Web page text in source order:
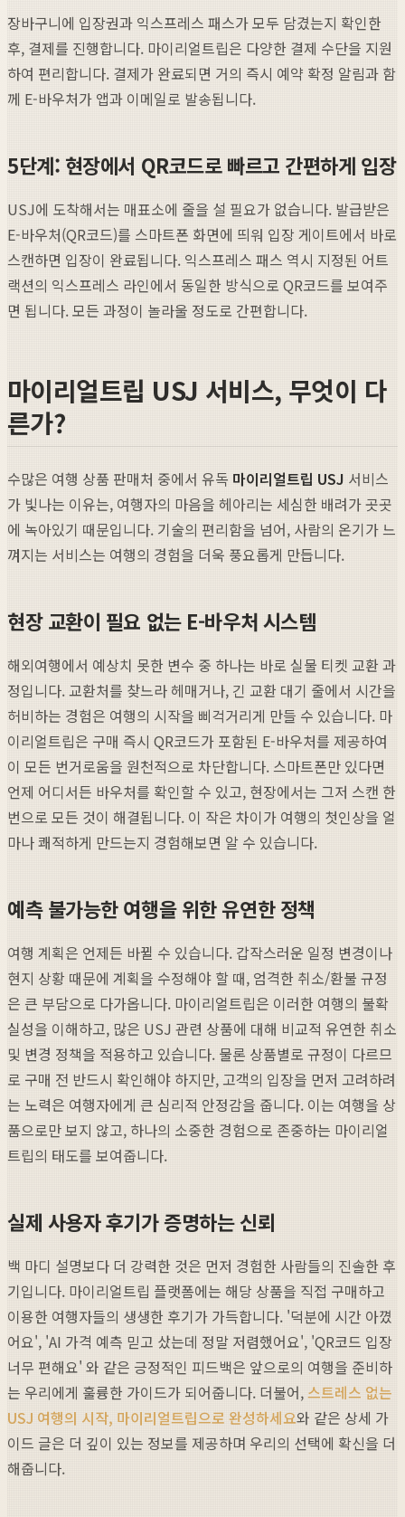
장바구니에 입장권과 익스프레스 패스가 모두 담겼는지 확인한
후, 결제를 진행합니다. 마이리얼트립은 다양한 결제 수단을 지원
하여 편리합니다. 결제가 완료되면 거의 즉시 예약 확정 알림과 함
께 E-바우처가 앱과 이메일로 발송됩니다.
5단계: 현장에서 QR코드로 빠르고 간편하게 입장
USJ에 도착해서는 매표소에 줄을 설 필요가 없습니다. 발급받은
E-바우처(QR코드)를 스마트폰 화면에 띄워 입장 게이트에서 바로
스캔하면 입장이 완료됩니다. 익스프레스 패스 역시 지정된 어트
랙션의 익스프레스 라인에서 동일한 방식으로 QR코드를 보여주
면 됩니다. 모든 과정이 놀라울 정도로 간편합니다.
마이리얼트립 USJ 서비스, 무엇이 다
른가?
수많은 여행 상품 판매처 중에서 유독 마이리얼트립 USJ 서비스
가 빛나는 이유는, 여행자의 마음을 헤아리는 세심한 배려가 곳곳
에 녹아있기 때문입니다. 기술의 편리함을 넘어, 사람의 온기가 느
껴지는 서비스는 여행의 경험을 더욱 풍요롭게 만듭니다.
현장 교환이 필요 없는 E-바우처 시스템
해외여행에서 예상치 못한 변수 중 하나는 바로 실물 티켓 교환 과
정입니다. 교환처를 찾느라 헤매거나, 긴 교환 대기 줄에서 시간을
허비하는 경험은 여행의 시작을 삐걱거리게 만들 수 있습니다. 마
이리얼트립은 구매 즉시 QR코드가 포함된 E-바우처를 제공하여
이 모든 번거로움을 원천적으로 차단합니다. 스마트폰만 있다면
언제 어디서든 바우처를 확인할 수 있고, 현장에서는 그저 스캔 한
번으로 모든 것이 해결됩니다. 이 작은 차이가 여행의 첫인상을 얼
마나 쾌적하게 만드는지 경험해보면 알 수 있습니다.
예측 불가능한 여행을 위한 유연한 정책
여행 계획은 언제든 바뀔 수 있습니다. 갑작스러운 일정 변경이나
현지 상황 때문에 계획을 수정해야 할 때, 엄격한 취소/환불 규정
은 큰 부담으로 다가옵니다. 마이리얼트립은 이러한 여행의 불확
실성을 이해하고, 많은 USJ 관련 상품에 대해 비교적 유연한 취소
및 변경 정책을 적용하고 있습니다. 물론 상품별로 규정이 다르므
로 구매 전 반드시 확인해야 하지만, 고객의 입장을 먼저 고려하려
는 노력은 여행자에게 큰 심리적 안정감을 줍니다. 이는 여행을 상
품으로만 보지 않고, 하나의 소중한 경험으로 존중하는 마이리얼
트립의 태도를 보여줍니다.
실제 사용자 후기가 증명하는 신뢰
백 마디 설명보다 더 강력한 것은 먼저 경험한 사람들의 진솔한 후
기입니다. 마이리얼트립 플랫폼에는 해당 상품을 직접 구매하고
이용한 여행자들의 생생한 후기가 가득합니다. '덕분에 시간 아꼈
어요', 'AI 가격 예측 믿고 샀는데 정말 저렴했어요', 'QR코드 입장
너무 편해요' 와 같은 긍정적인 피드백은 앞으로의 여행을 준비하
는 우리에게 훌륭한 가이드가 되어줍니다. 더불어,스트레스 없는
USJ 여행의 시작, 마이리얼트립으로 완성하세요와 같은 상세 가
이드 글은 더 깊이 있는 정보를 제공하며 우리의 선택에 확신을 더
해줍니다.